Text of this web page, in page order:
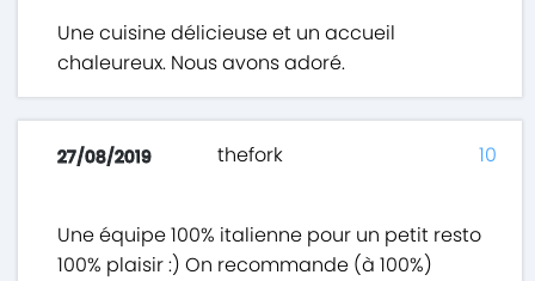
Une cuisine délicieuse et un accueil
chaleureux. Nous avons adoré.
27/08/2019 thefork
Une équipe 100% italienne pour un petit resto
100% plaisir :) On recommande (à 100%)
10